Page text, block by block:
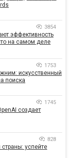
3854
эффективность
на самом деле
1753
искусственный
поиска
1745
создает
828
успейте